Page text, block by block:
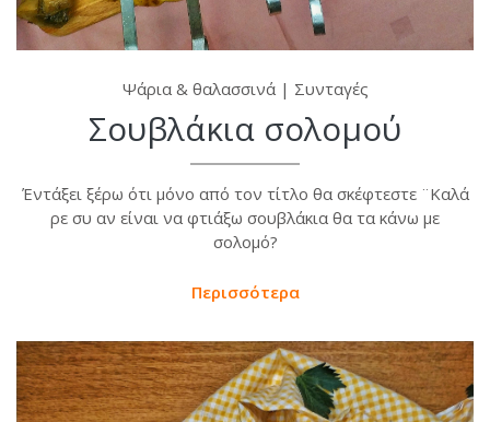
Ψάρια & θαλασσινά| Συνταγές
Σουβλάκια σολομού
Έντάξει ξέρω ότι μόνο από τον τίτλο θα σκέφτεστε ¨Καλά
ρε συ αν είναι να φτιάξω σουβλάκια θα τα κάνω με
σολομό?
Περισσότερα